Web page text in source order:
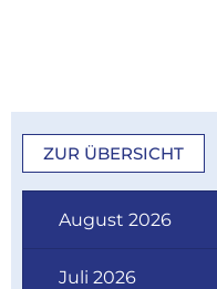
ZUR ÜBERSICHT
August 2026
Juli 2026